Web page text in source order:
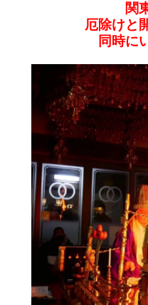
関
厄除けと
同時に